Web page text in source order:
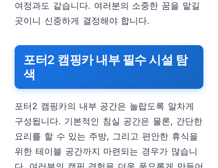
여정과도 같습니다. 여러분의 소중한 꿈을 맡길
곳이니 신중하게 결정해야 합니다.
포터2 캠핑카 내부 필수 시설 탐
색
포터2 캠핑카의 내부 공간은 놀랍도록 알차게
구성됩니다. 기본적인 침실 공간은 물론, 간단한
요리를 할 수 있는 주방, 그리고 편안한 휴식을
위한 테이블 공간까지 마련되는 경우가 많습니